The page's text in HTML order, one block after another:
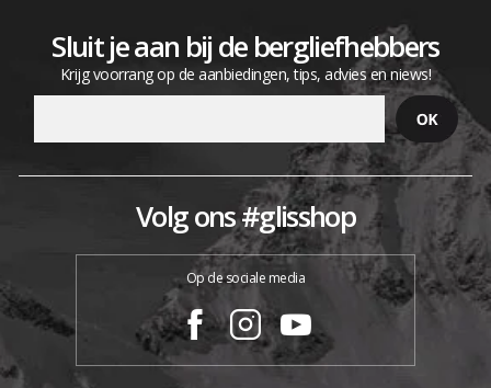
Sluit je aan bij de bergliefhebbers
Krijg voorrang op de aanbiedingen, tips, advies en niews!
Volg ons #glisshop
Op de sociale media